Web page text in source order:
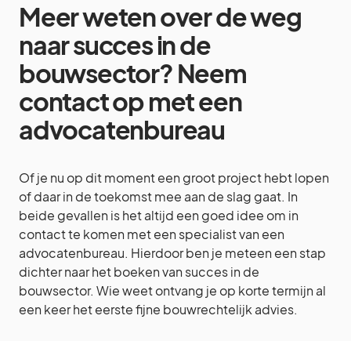
Meer weten over de weg
naar succes in de
bouwsector? Neem
contact op met een
advocatenbureau
Of je nu op dit moment een groot project hebt lopen
of daar in de toekomst mee aan de slag gaat. In
beide gevallen is het altijd een goed idee om in
contact te komen met een specialist van een
advocatenbureau. Hierdoor ben je meteen een stap
dichter naar het boeken van succes in de
bouwsector. Wie weet ontvang je op korte termijn al
een keer het eerste fijne bouwrechtelijk advies.